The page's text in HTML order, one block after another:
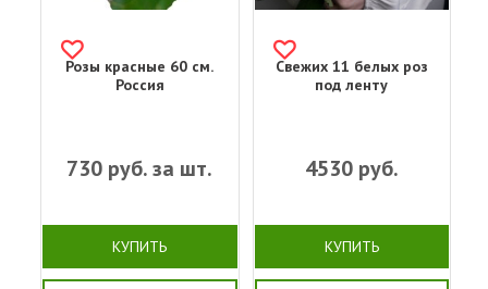
Розы красные 60 см.
Россия
730 руб. за шт.
КУПИТЬ
Свежих 11 белых роз
под ленту
4530руб.
КУПИТЬ